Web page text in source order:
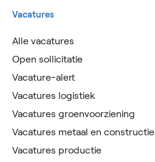
Vacatures
Alle vacatures
Open sollicitatie
Vacature-alert
Vacatures logistiek
Vacatures groenvoorziening
Vacatures metaal en constructie
Vacatures productie